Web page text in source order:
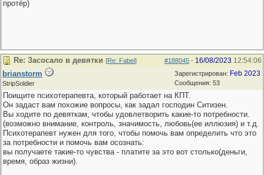
протёр)
#188045 - 16/08/2023 12:54:06
Re: Засосало в девятки [Re: Fabel]
Зарегистрирован: Feb 2023
Сообщения: 53
brianstorm
StripSoldier
Поищите психотерапевта, который работает на КПТ.
Он задаст вам похожие вопросы, как задал господин Ситизен.
Вы ходите по девяткам, чтобы удовлетворить какие-то потребности.
(возможно внимание, контроль, значимость, любовь(ее иллюзия) и т.д.
Психотерапевт нужен для того, чтобы помочь вам определить что это
за потребности и помочь вам осознать:
вы получаете такие-то чувства - платите за это вот столько(деньги,
время, образ жизни).